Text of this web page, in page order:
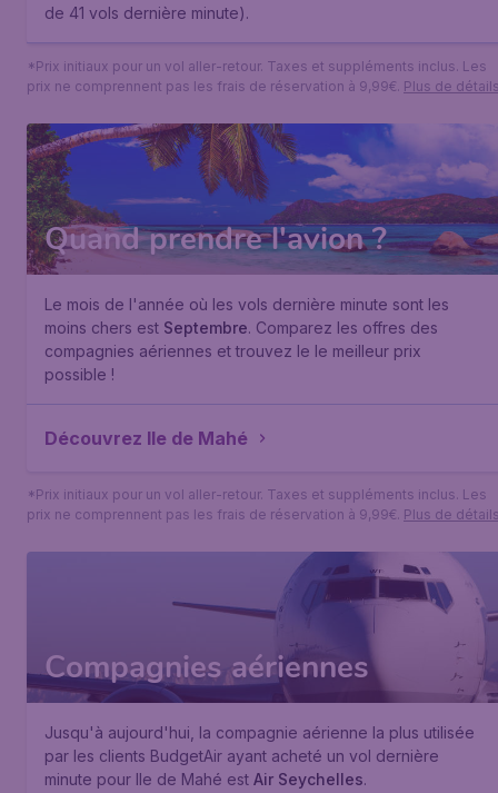
de 41 vols dernière minute).
*Prix initiaux pour un vol aller-retour. Taxes et suppléments inclus. Les
prix ne comprennent pas les frais de réservation à 9,99€. Plus de
Quand prendre l'avion ?
Le mois de l'année où les vols dernière minute sont les
moins chers est Septembre. Comparez les offres des
compagnies aériennes et trouvez le le meilleur prix
possible !
Découvrez Ile de Mahé
*Prix initiaux pour un vol aller-retour. Taxes et suppléments inclus. Les
prix ne comprennent pas les frais de réservation à 9,99€. Plus de
Compagnies aériennes
Jusqu'à aujourd'hui, la compagnie aérienne la plus utilisée
par les clients BudgetAir ayant acheté un vol dernière
minute pour Ile de Mahé est Air Seychelles.